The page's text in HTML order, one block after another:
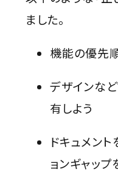
ました。
機能の優先
デザインな
有しよう
ドキュメン
ョンギャッ